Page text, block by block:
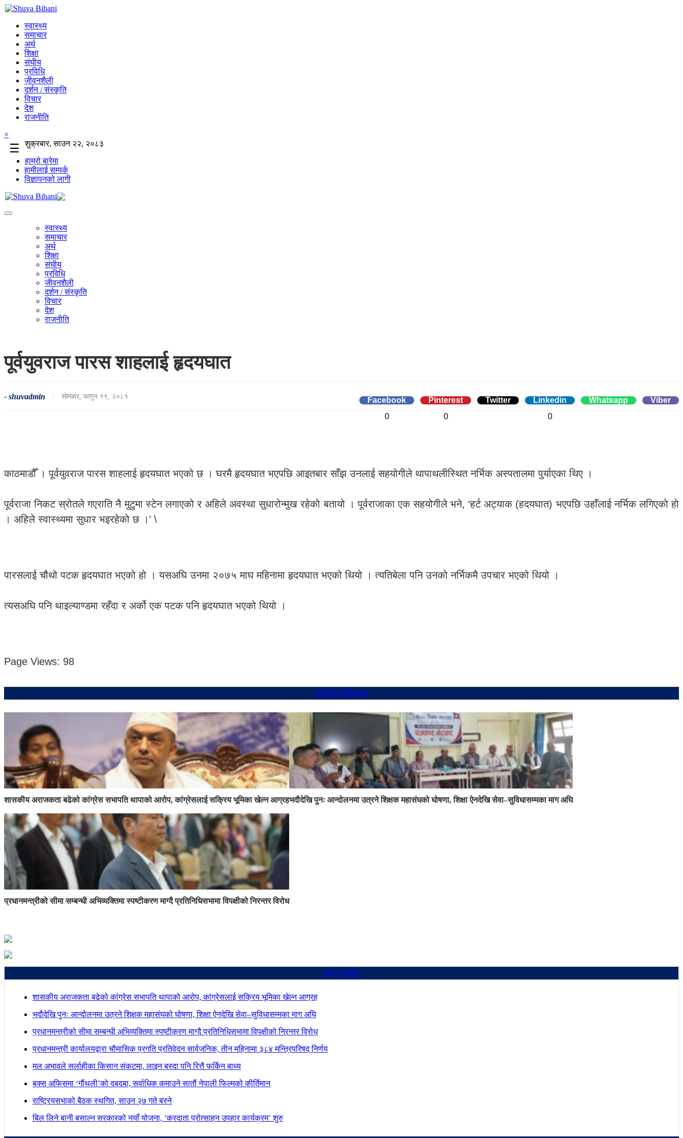
स्वास्थ्य
समाचार
अर्थ
शिक्षा
संघीय
प्रविधि
जीवनशैली
दर्शन / संस्कृति
विचार
देश
राजनीति
×
☰
शुक्रबार, साउन २२, २०८३
हाम्रो बारेमा
हामीलाई सम्पर्क
विज्ञापनको लागी
स्वास्थ्य
समाचार
अर्थ
शिक्षा
संघीय
प्रविधि
जीवनशैली
दर्शन / संस्कृति
विचार
देश
राजनीति
पूर्वयुवराज पारस शाहलाई हृदयघात
- shuvadmin / सोमबार, फागुन १९, २०८१
Facebook
0
Pinterest
0
Twitter
Linkedin
0
Whatsapp Viber
काठमाडौँ । पूर्वयुवराज पारस शाहलाई हृदयघात भएको छ । घरमै हृदयघात भएपछि आइतबार साँझ उनलाई सहयोगीले थापाथलीस्थित नर्भिक अस्पतालमा पुर्याएका थिए ।
पूर्वराजा निकट स्रोतले गएराति नै मुटुमा स्टेन लगाएको र अहिले अवस्था सुधारोन्मुख रहेको बतायो । पूर्वराजाका एक सहयोगीले भने, ‘हर्ट अट्याक (हदयघात) भएपछि उहाँलाई नर्भिक लगिएको हो
। अहिले स्वास्थ्यमा सुधार भइरहेको छ ।’ \
पारसलाई चौथो पटक हृदयघात भएको हो । यसअघि उनमा २०७५ माघ महिनामा हृदयघात भएको थियो । त्यतिबेला पनि उनको नर्भिकमै उपचार भएको थियो ।
त्यसअघि पनि थाइल्याण्डमा रहँदा र अर्को एक पटक पनि हृदयघात भएको थियो ।
Page Views: 98
संबन्धित शिर्षकहरु
शासकीय अराजकता बढेको कांग्रेस सभापति थापाको आरोप, कांग्रेसलाई सक्रिय भूमिका खेल्न आग्रहभदौदेखि पुनः आन्दोलनमा उत्रने शिक्षक महासंघको घोषणा, शिक्षा ऐनदेखि सेवा–सुविधासम्मका माग अघि
प्रधानमन्त्रीको सीमा सम्बन्धी अभिव्यक्तिमा स्पष्टीकरण माग्दै प्रतिनिधिसभामा विपक्षीको निरन्तर विरोध
ताजा अपडेट
शासकीय अराजकता बढेको कांग्रेस सभापति थापाको आरोप, कांग्रेसलाई सक्रिय भूमिका खेल्न आग्रह
भदौदेखि पुनः आन्दोलनमा उत्रने शिक्षक महासंघको घोषणा, शिक्षा ऐनदेखि सेवा–सुविधासम्मका माग अघि
प्रधानमन्त्रीको सीमा सम्बन्धी अभिव्यक्तिमा स्पष्टीकरण माग्दै प्रतिनिधिसभामा विपक्षीको निरन्तर विरोध
प्रधानमन्त्री कार्यालयद्वारा चौमासिक प्रगति प्रतिवेदन सार्वजनिक, तीन महिनामा ३८४ मन्त्रिपरिषद् निर्णय
मल अभावले सर्लाहीका किसान संकटमा, लाइन बस्दा पनि रित्तै फर्किन बाध्य
बक्स अफिसमा ‘गौंथली’को दबदबा, सर्वाधिक कमाउने सातौं नेपाली फिल्मको कीर्तिमान
राष्ट्रियसभाको बैठक स्थगित, साउन २७ गते बस्ने
बिल लिने बानी बसाल्न सरकारको नयाँ योजना, ‘करदाता प्रोत्साहन उपहार कार्यक्रम’ शुरु